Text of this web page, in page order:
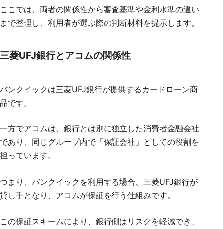
ここでは、両者の関係性から審査基準や金利水準の違い
まで整理し、利用者が選ぶ際の判断材料を提示します。
三菱UFJ銀行とアコムの関係性
バンクイックは三菱UFJ銀行が提供するカードローン商
品です。
一方でアコムは、銀行とは別に独立した消費者金融会社
であり、同じグループ内で「保証会社」としての役割を
担っています。
つまり、バンクイックを利用する場合、三菱UFJ銀行が
貸し手となり、アコムが保証を行う仕組みです。
この保証スキームにより、銀行側はリスクを軽減でき、